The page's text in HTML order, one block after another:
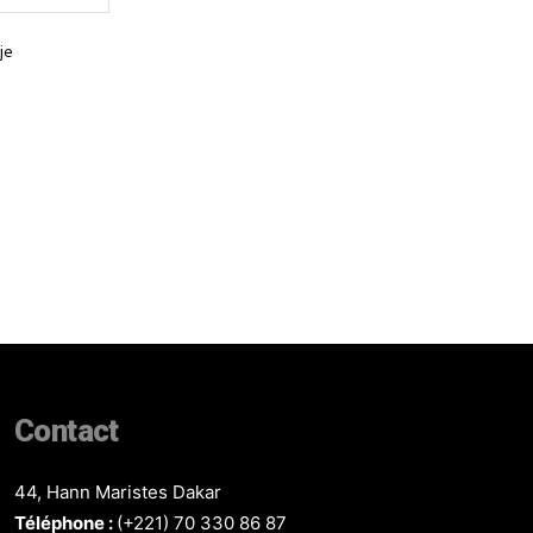
:
Contact
44, Hann Maristes Dakar
Téléphone : (+221) 70 330 86 87‬